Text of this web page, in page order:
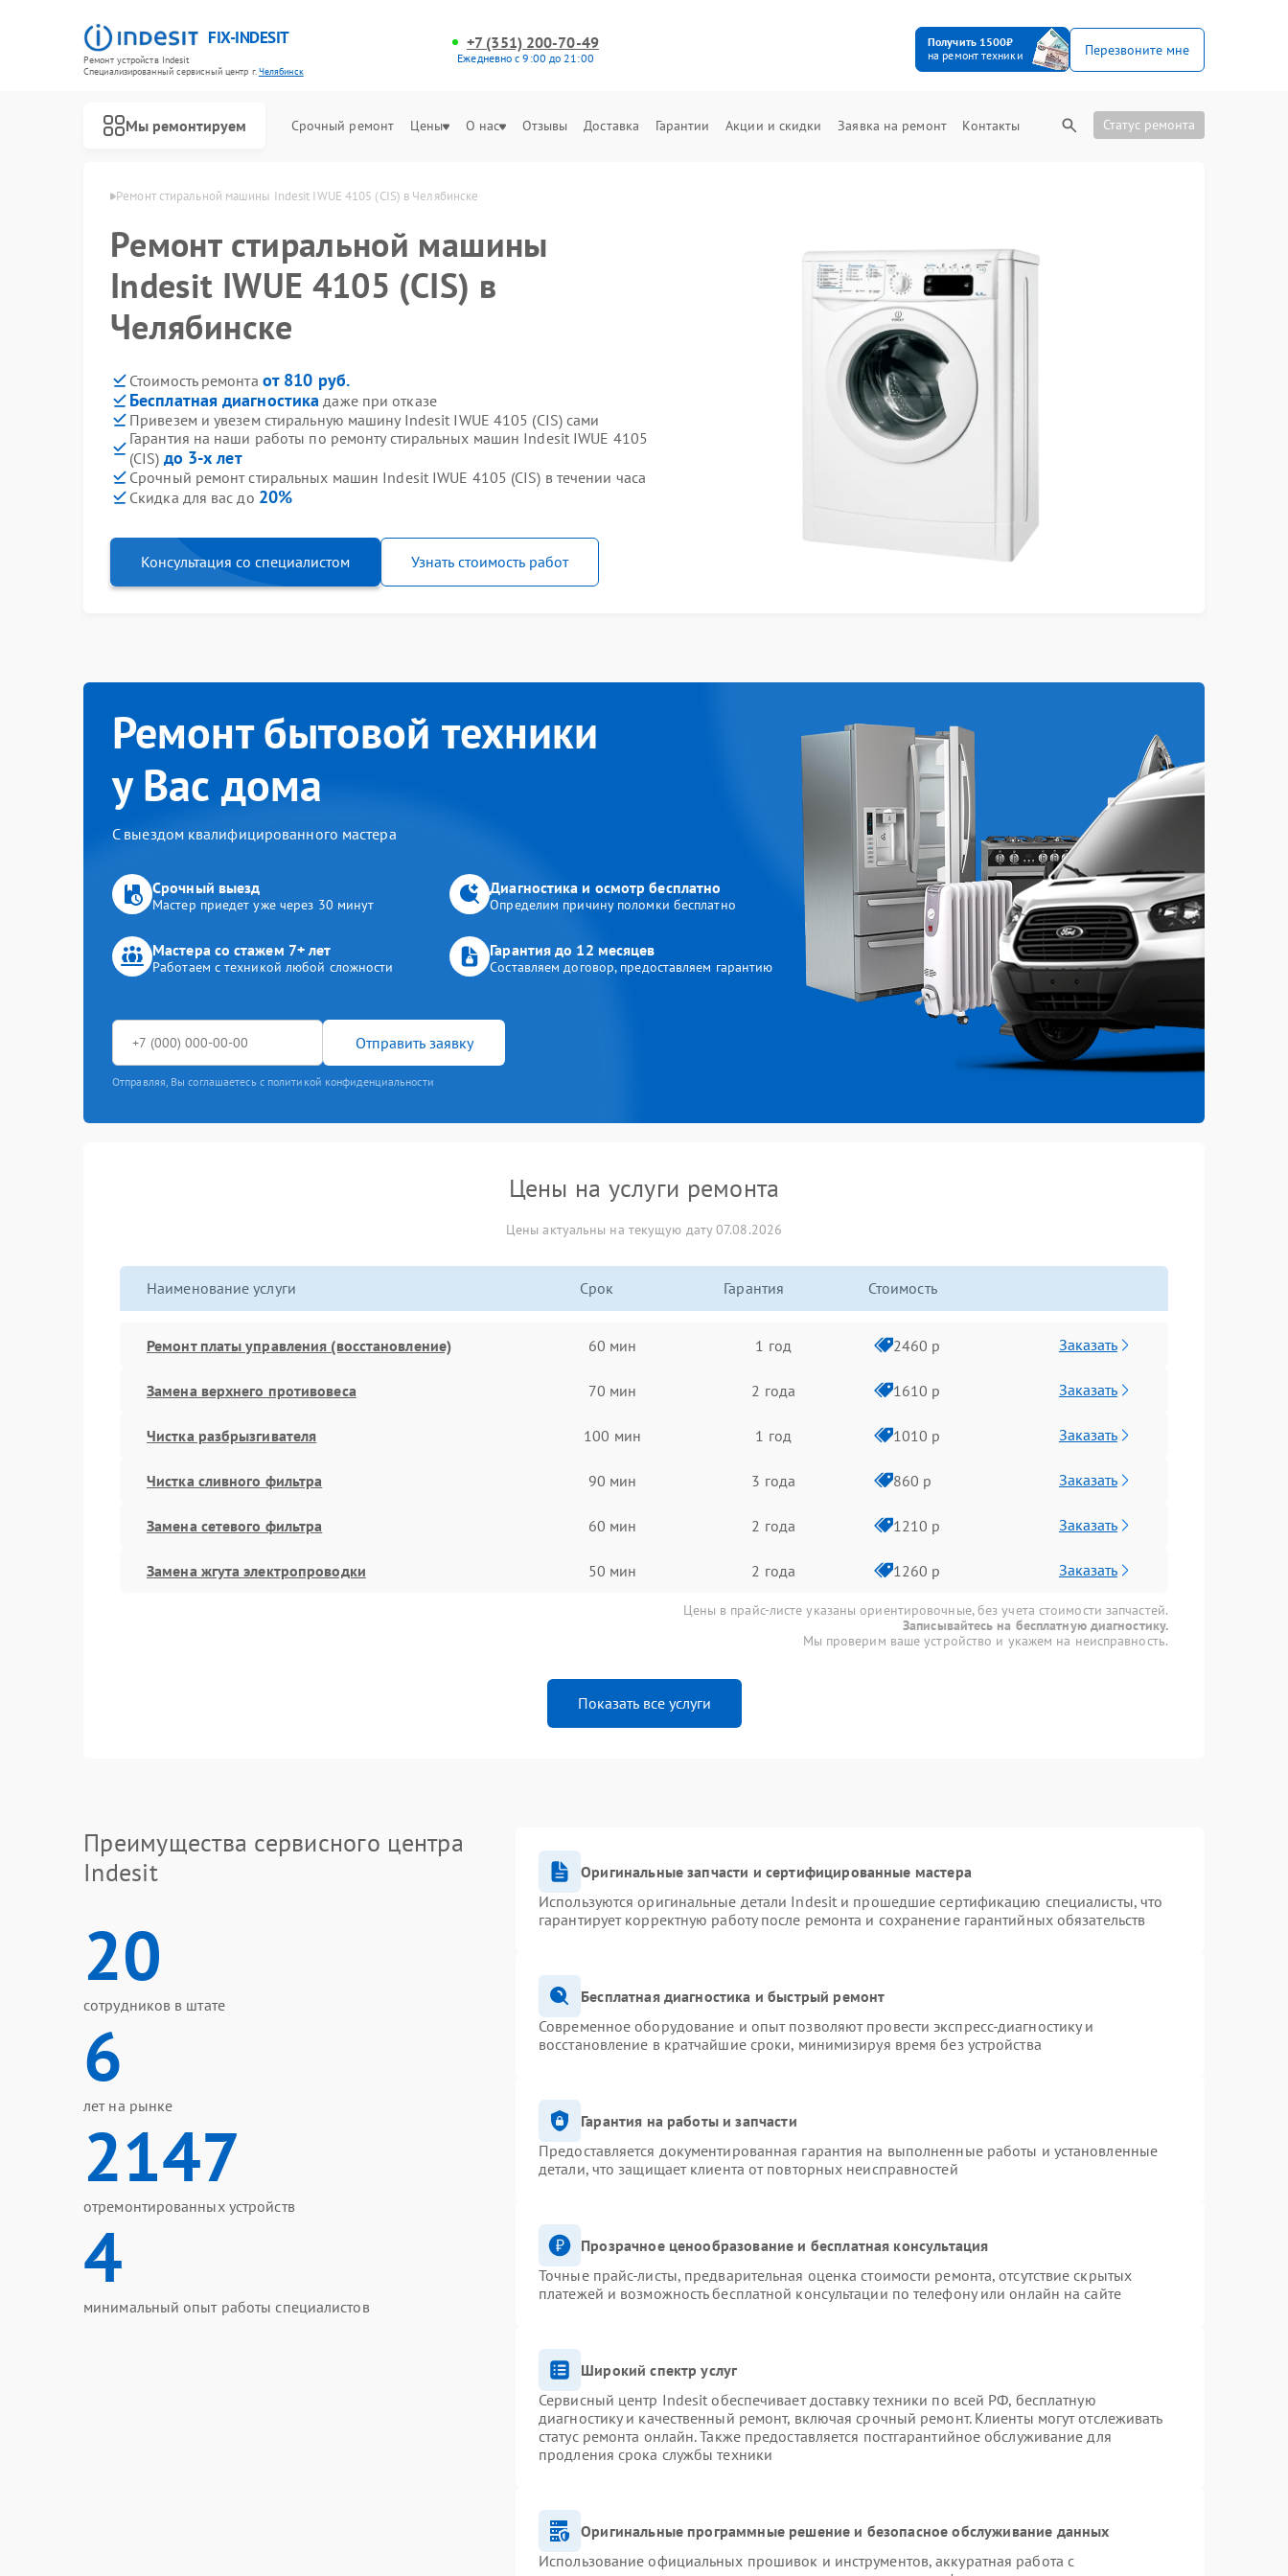
FIX-INDESIT
Ремонт устройств Indesit
Специализированный cервисный центр г.Челябинск
+7 (351) 200-70-49
Ежедневно с 9:00 до 21:00
Получить 1500₽
на ремонт техники
Перезвоните мне
Мы ремонтируем Срочный ремонт Цены О нас Отзывы Доставка Гарантии Акции и скидки Заявка на ремонт Контакты Статус ремонта
в Челябинске Ремонт стиральной машины Indesit IWUE 4105 (CIS) в Челябинске
Ремонт стиральной машины
Indesit IWUE 4105 (CIS) в
Челябинске
Стоимость ремонта от 810 руб.
Бесплатная диагностика даже при отказе
Привезем и увезем стиральную машину Indesit IWUE 4105 (CIS) сами
Гарантия на наши работы по ремонту стиральных машин Indesit IWUE 4105
(CIS) до 3-х лет
Срочный ремонт стиральных машин Indesit IWUE 4105 (CIS) в течении часа
Скидка для вас до 20%
Консультация со специалистом Узнать стоимость работ
Ремонт бытовой техники
у Вас дома
С выездом квалифицированного мастера
Срочный выезд
Мастер приедет уже через 30 минут
Диагностика и осмотр бесплатно
Определим причину поломки бесплатно
Мастера со стажем 7+ лет
Работаем с техникой любой сложности
Гарантия до 12 месяцев
Составляем договор, предоставляем гарантию
Отправить заявку
Отправляя, Вы соглашаетесь с политикой конфиденциальности
Цены на услуги ремонта
Цены актуальны на текущую дату 07.08.2026
Наименование услуги Срок Гарантия Стоимость
Ремонт платы управления (восстановление) 60 мин 1 год 2460 р Заказать
Замена верхнего противовеса 70 мин 2 года 1610 р Заказать
Чистка разбрызгивателя 100 мин 1 год 1010 р Заказать
Чистка сливного фильтра 90 мин 3 года 860 р Заказать
Замена сетевого фильтра 60 мин 2 года 1210 р Заказать
Замена жгута электропроводки 50 мин 2 года 1260 р Заказать
Цены в прайс-листе указаны ориентировочные, без учета стоимости запчастей.
Записывайтесь на бесплатную диагностику.
Мы проверим ваше устройство и укажем на неисправность.
Показать все услуги
Преимущества сервисного центра
Indesit
20
сотрудников в штате
6
лет на рынке
2147
отремонтированных устройств
4
минимальный опыт работы специалистов
Оригинальные запчасти и сертифицированные мастера
Используются оригинальные детали Indesit и прошедшие сертификацию специалисты, что
гарантирует корректную работу после ремонта и сохранение гарантийных обязательств
Бесплатная диагностика и быстрый ремонт
Современное оборудование и опыт позволяют провести экспресс-диагностику и
восстановление в кратчайшие сроки, минимизируя время без устройства
Гарантия на работы и запчасти
Предоставляется документированная гарантия на выполненные работы и установленные
детали, что защищает клиента от повторных неисправностей
Прозрачное ценообразование и бесплатная консультация
Точные прайс-листы, предварительная оценка стоимости ремонта, отсутствие скрытых
платежей и возможность бесплатной консультации по телефону или онлайн на сайте
Широкий спектр услуг
Сервисный центр Indesit обеспечивает доставку техники по всей РФ, бесплатную
диагностику и качественный ремонт, включая срочный ремонт. Клиенты могут отслеживать
статус ремонта онлайн. Также предоставляется постгарантийное обслуживание для
продления срока службы техники
Оригинальные программные решение и безопасное обслуживание данных
Использование официальных прошивок и инструментов, аккуратная работа с